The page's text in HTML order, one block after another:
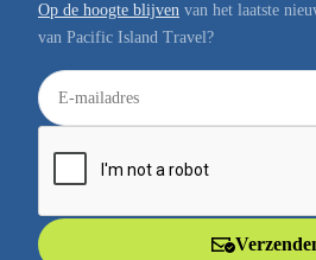
Op de hoogte blijven van het laatste
van Pacific Island Travel?
E
-
a